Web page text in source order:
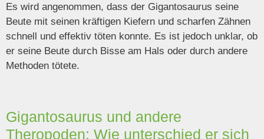
Es wird angenommen, dass der Gigantosaurus seine
Beute mit seinen kräftigen Kiefern und scharfen Zähnen
schnell und effektiv töten konnte. Es ist jedoch unklar, ob
er seine Beute durch Bisse am Hals oder durch andere
Methoden tötete.
Gigantosaurus und andere
Theropoden: Wie unterschied er sich